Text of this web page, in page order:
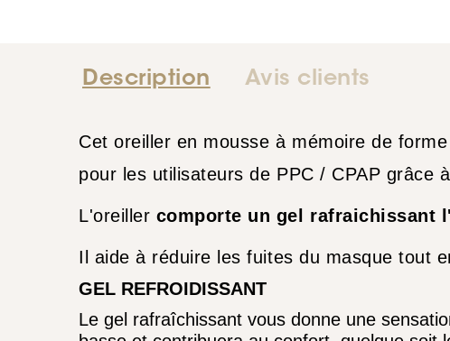
Description Avis clients
Cet oreiller en mousse à mémoire de
pour les utilisateurs de PPC / CPAP grâce
L'oreiller comporte un gel rafraichissant
Il aide à réduire les fuites du masque tout
GEL REFROIDISSANT
Le gel rafraîchissant vous donne une